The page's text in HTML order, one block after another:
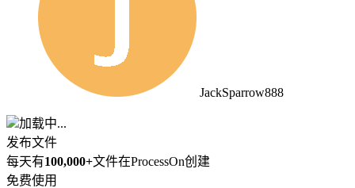
JackSparrow888
加载中...
发布文件
每天有100,000+文件在ProcessOn创建
免费使用